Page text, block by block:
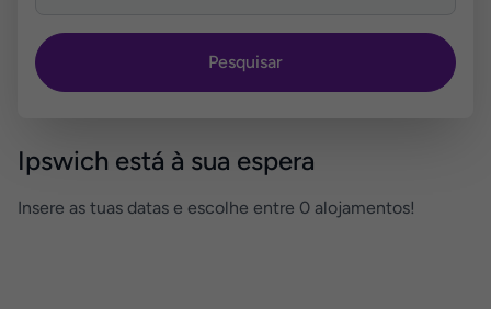
Pesquisar
Ipswich está à sua espera
Insere as tuas datas e escolhe entre 0 alojamentos!